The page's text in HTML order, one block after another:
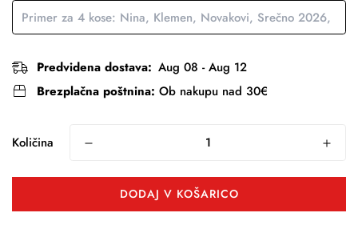
Predvidena dostava: Aug 08 - Aug 12
Brezplačna poštnina: Ob nakupu nad 30€
Količina
DODAJ V KOŠARICO